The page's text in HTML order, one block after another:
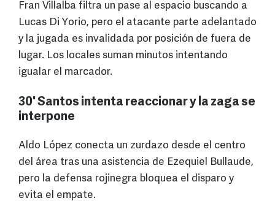
Fran Villalba filtra un pase al espacio buscando a
Lucas Di Yorio, pero el atacante parte adelantado
y la jugada es invalidada por posición de fuera de
lugar. Los locales suman minutos intentando
igualar el marcador.
30' Santos intenta reaccionar y la zaga se
interpone
Aldo López conecta un zurdazo desde el centro
del área tras una asistencia de Ezequiel Bullaude,
pero la defensa rojinegra bloquea el disparo y
evita el empate.